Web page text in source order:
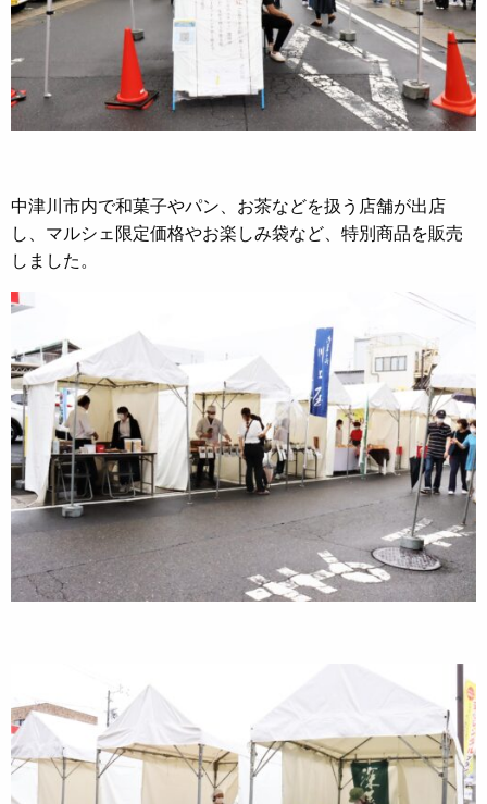
中津川市内で和菓子やパン、お茶などを扱う店舗が出店
し、マルシェ限定価格やお楽しみ袋など、特別商品を販売
しました。